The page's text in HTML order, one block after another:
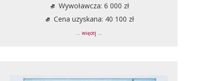
Wywoławcza: 6 000 zł
Cena uzyskana: 40 100 zł
... więcej ...